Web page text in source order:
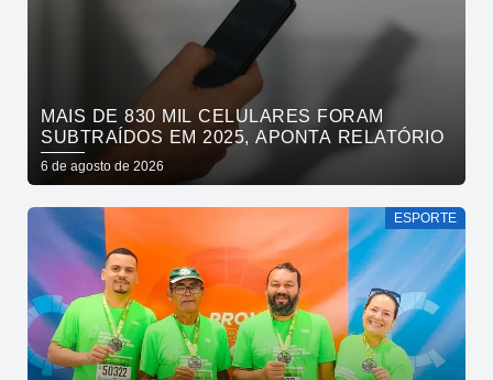
MAIS DE 830 MIL CELULARES FORAM
SUBTRAÍDOS EM 2025, APONTA RELATÓRIO
6 de agosto de 2026
ESPORTE